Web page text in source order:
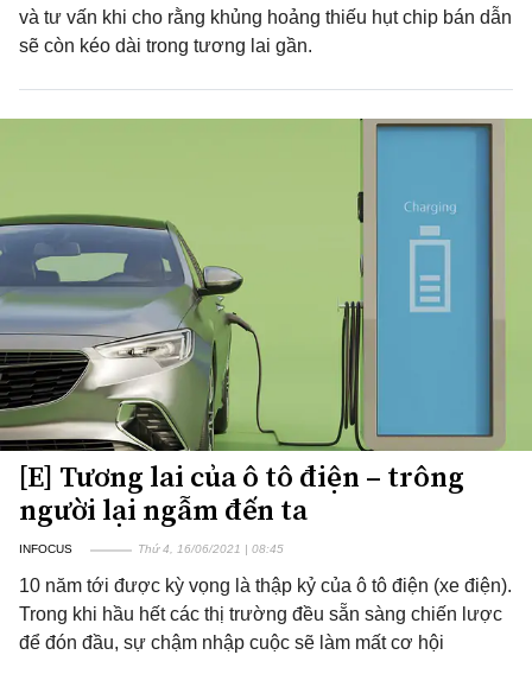
và tư vấn khi cho rằng khủng hoảng thiếu hụt chip bán dẫn
sẽ còn kéo dài trong tương lai gần.
[E] Tương lai của ô tô điện – trông
người lại ngẫm đến ta
INFOCUS Thứ 4, 16/06/2021 | 08:45
10 năm tới được kỳ vọng là thập kỷ của ô tô điện (xe điện).
Trong khi hầu hết các thị trường đều sẵn sàng chiến lược
để đón đầu, sự chậm nhập cuộc sẽ làm mất cơ hội